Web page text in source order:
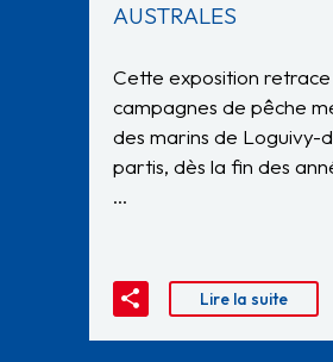
AUSTRALES
Cette exposition retrace
campagnes de pêche
des marins de Loguivy-
partis, dès la fin des
…
Lire la suite